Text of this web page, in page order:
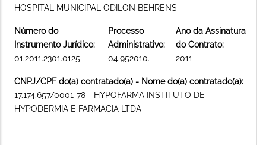
HOSPITAL MUNICIPAL ODILON BEHRENS
Número do
Instrumento Jurídico:
01.2011.2301.0125
Processo
Administrativo:
04.952010.-
Ano da Assinatura
do Contrato:
2011
CNPJ/CPF do(a) contratado(a) - Nome do(a) contratado(a):
17.174.657/0001-78 - HYPOFARMA INSTITUTO DE
HYPODERMIA E FARMACIA LTDA